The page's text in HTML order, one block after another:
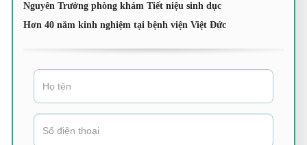
Nguyên Trưởng phòng khám Tiết niệu sinh dục
Hơn 40 năm kinh nghiệm tại bệnh viện Việt Đức